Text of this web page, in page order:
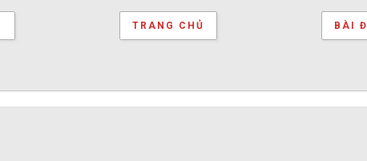
BÀI
TRANG CHỦ